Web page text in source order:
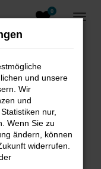
0
und unsere
Wir
und
nur,
Wenn Sie zu
ändern, können
widerrufen.